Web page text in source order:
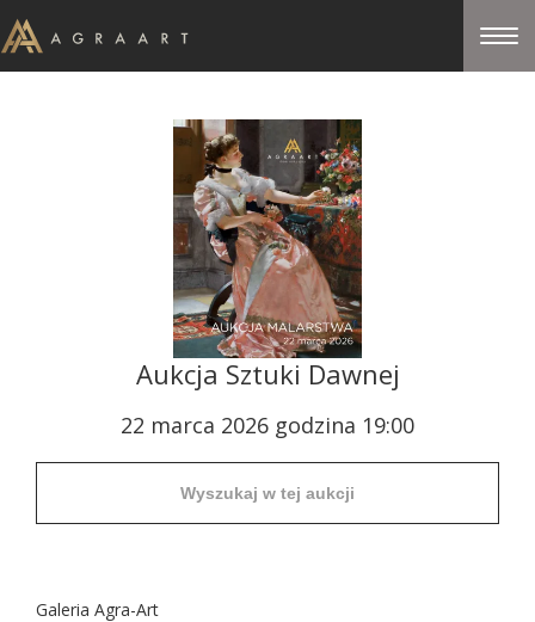
Aukcja Sztuki Dawnej
22 marca 2026 godzina 19:00
Galeria Agra-Art